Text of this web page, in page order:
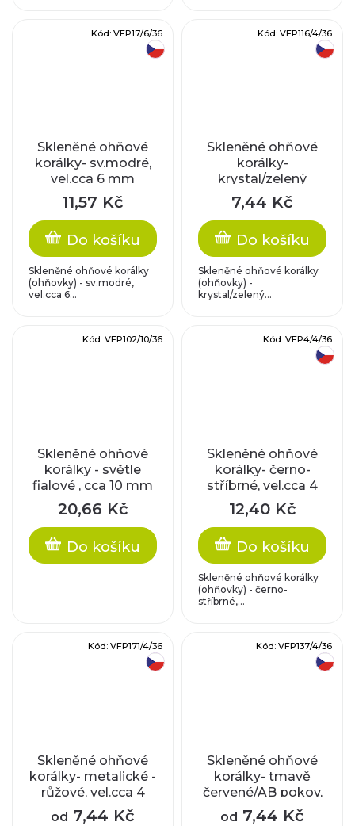
Skleněné ohňové
korálky- sv.modré,
vel.cca 6 mm
11,57 Kč
Do košíku
Skleněné ohňové korálky
(ohňovky) - sv.modré,
vel.cca 6...
Kód: VFP17/6/36
Skleněné ohňové
korálky-
krystal/zelený
půlpokov, vel.cca 4
mm
7,44 Kč
Do košíku
Skleněné ohňové korálky
(ohňovky) -
krystal/zelený...
Kód: VFP116/4/36
Skleněné ohňové
korálky - světle
fialové , cca 10 mm
20,66 Kč
Do košíku
Kód: VFP102/10/36
Skleněné ohňové
korálky- černo-
stříbrné, vel.cca 4
mm
12,40 Kč
Do košíku
Skleněné ohňové korálky
(ohňovky) - černo-
stříbrné,...
Kód: VFP4/4/36
Skleněné ohňové
korálky- metalické -
růžové, vel.cca 4
mm
od 7,44 Kč
Kód: VFP171/4/36
Skleněné ohňové
korálky- tmavě
červené/AB pokov,
vel.cca 4 mm
od 7,44 Kč
Kód: VFP137/4/36